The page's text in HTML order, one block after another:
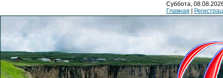
Суббота,
Главная